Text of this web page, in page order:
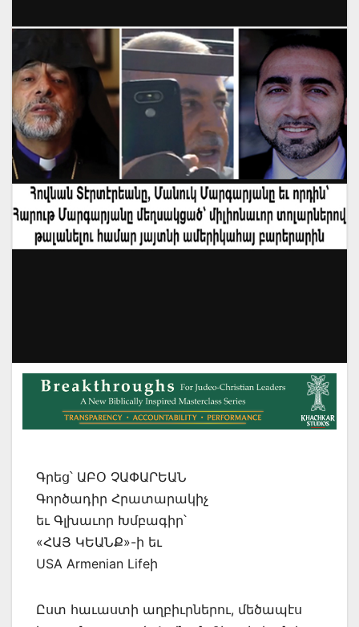
Գրեց՝ ԱԲՕ ՉԱՓԱՐԵԱՆ
Գործադիր Հրատարակիչ
եւ Գլխաւոր Խմբագիր՝
«ՀԱՅ ԿԵԱՆՔ»-ի եւ
USA Armenian Lifeի
Ըստ հաւաստի աղբիւրներու, մեծապէս